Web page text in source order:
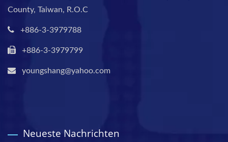
County, Taiwan, R.O.C
+886-3-3979788
+886-3-3979799
youngshang@yahoo.com
Neueste Nachrichten